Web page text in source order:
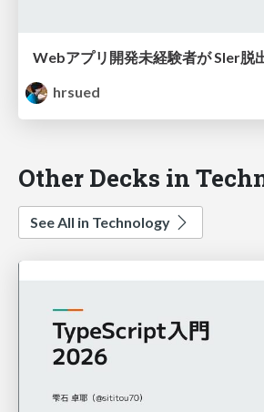
hrsued
Other Decks in
See All in Technology